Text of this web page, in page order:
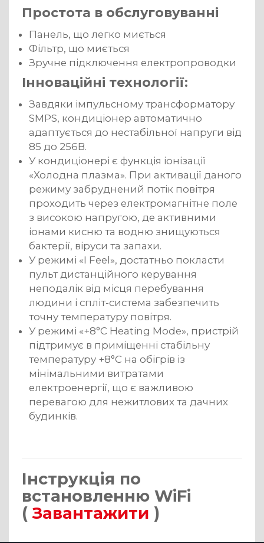
Простота в обслуговуванні
Панель, що легко миється
Фільтр, що миється
Зручне підключення електропроводки
Інноваційні технології:
Завдяки імпульсному трансформатору
SMPS, кондиціонер автоматично
адаптується до нестабільної напруги від
85 до 256В.
У кондиціонері є функція іонізації
«Холодна плазма». При активації даного
режиму забруднений потік повітря
проходить через електромагнітне поле
з високою напругою, де активними
іонами кисню та водню знищуються
бактерії, віруси та запахи.
У режимі «I Feel», достатньо покласти
пульт дистанційного керування
неподалік від місця перебування
людини і спліт-система забезпечить
точну температуру повітря.
У режимі «+8°C Heating Mode», пристрій
підтримує в приміщенні стабільну
температуру +8°C на обігрів із
мінімальними витратами
електроенергії, що є важливою
перевагою для нежитлових та дачних
будинків.
Інструкція по
встановленню WiFi
(Завантажити )